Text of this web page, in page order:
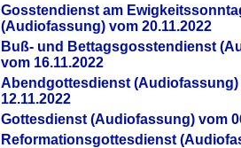
Gosstendienst am
(Audiofassung) vom 20.11.2022
Buß- und Bettagsgosstendienst
vom 16.11.2022
Abendgottesdienst (Audiofassung)
12.11.2022
Gottesdienst (Audiofassung) vom
Reformationsgottesdienst